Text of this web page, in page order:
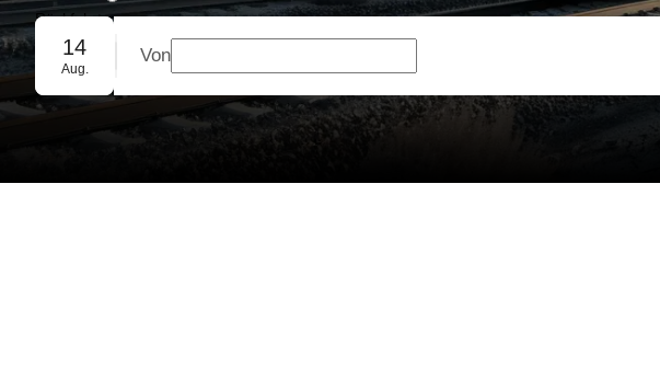
Rückfahrt
Gruppenbuchung
14
Aug.
Von